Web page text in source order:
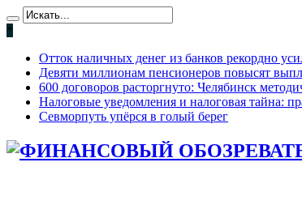
*
Отток наличных денег из банков рекордно
Девяти миллионам пенсионеров повысят
600 договоров расторгнуто: Челябинск
Налоговые уведомления и налоговая тайна:
Севморпуть упёрся в голый берег